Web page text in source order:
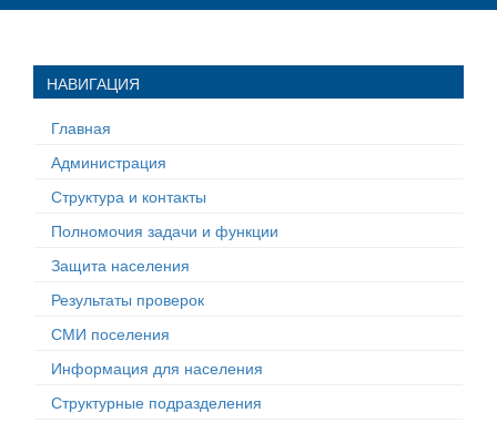
НАВИГАЦИЯ
Главная
Администрация
Структура и контакты
Полномочия задачи и функции
Защита населения
Результаты проверок
СМИ поселения
Информация для населения
Структурные подразделения